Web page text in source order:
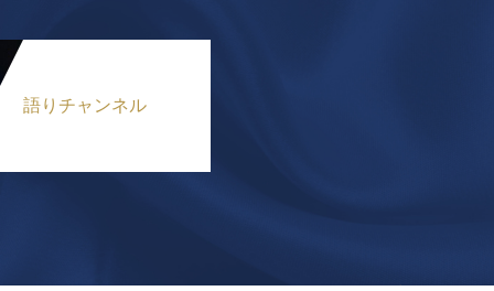
語りチャンネル